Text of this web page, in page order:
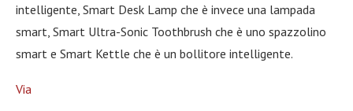
intelligente, Smart Desk Lamp che è invece una lampada
smart, Smart Ultra-Sonic Toothbrush che è uno spazzolino
smart e Smart Kettle che è un bollitore intelligente.
Via